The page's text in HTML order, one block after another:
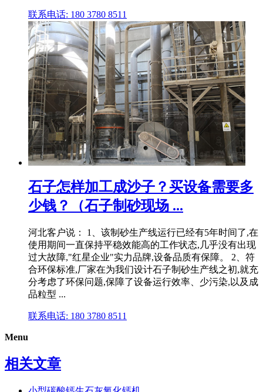
联系电话: 180 3780 8511
石子怎样加工成沙子？买设备需要多
少钱？（石子制砂现场 ...
河北客户说： 1、该制砂生产线运行已经有5年时间了,在
使用期间一直保持平稳效能高的工作状态,几乎没有出现
过大故障,"红星企业"实力品牌,设备品质有保障。 2、符
合环保标准,厂家在为我们设计石子制砂生产线之初,就充
分考虑了环保问题,保障了设备运行效率、少污染,以及成
品粒型 ...
联系电话: 180 3780 8511
Menu
相关文章